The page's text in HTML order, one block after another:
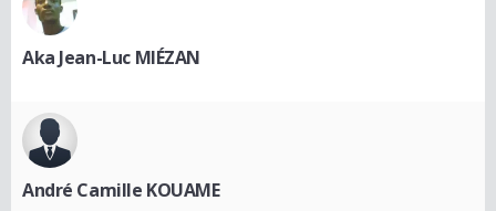
Aka Jean-Luc MIÉZAN
André Camille KOUAME